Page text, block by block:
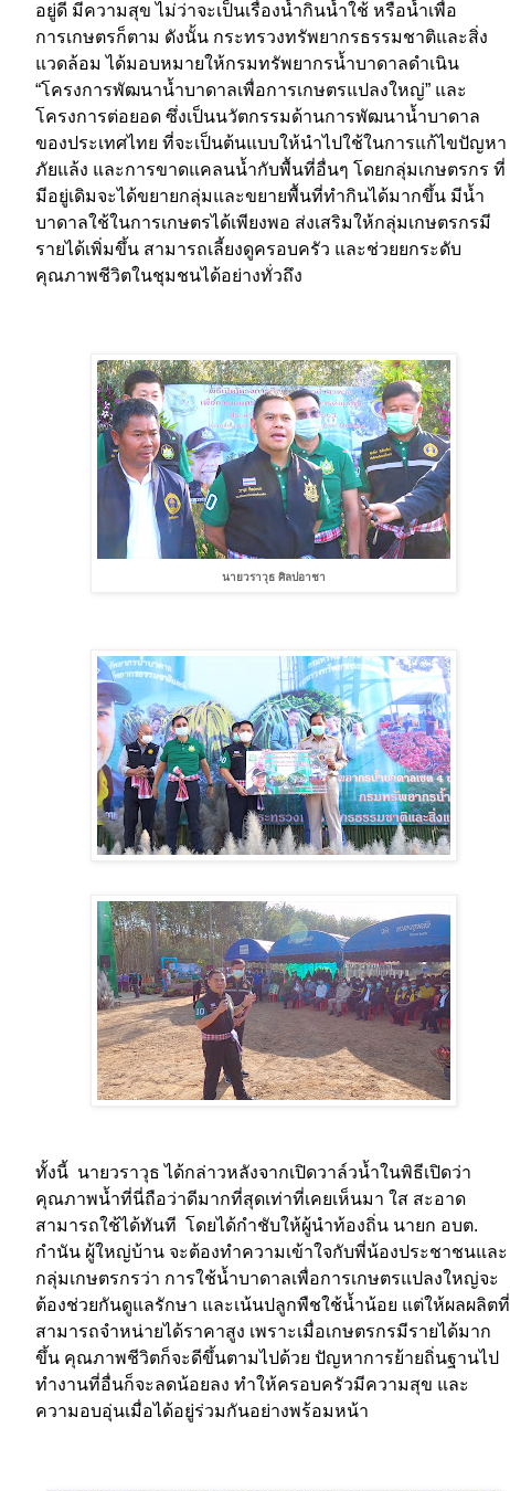
อยู่ดี มีความสุข ไม่ว่าจะเป็นเรื่องน้ำกินน้ำใช้ หรือน้ำเพื่อ
การเกษตรก็ตาม ดังนั้น กระทรวงทรัพยากรธรรมชาติและสิ่ง
แวดล้อม ได้มอบหมายให้กรมทรัพยากรน้ำบาดาลดำเนิน
“โครงการพัฒนาน้ำบาดาลเพื่อการเกษตรแปลงใหญ่” และ
โครงการต่อยอด ซึ่งเป็นนวัตกรรมด้านการพัฒนาน้ำบาดาล
ของประเทศไทย ที่จะเป็นต้นแบบให้นำไปใช้ในการแก้ไขปัญหา
ภัยแล้ง และการขาดแคลนน้ำกับพื้นที่อื่นๆ โดยกลุ่มเกษตรกร ที่
มีอยู่เดิมจะได้ขยายกลุ่มและขยายพื้นที่ทำกินได้มากขึ้น มีน้ำ
บาดาลใช้ในการเกษตรได้เพียงพอ ส่งเสริมให้กลุ่มเกษตรกรมี
รายได้เพิ่มขึ้น สามารถเลี้ยงดูครอบครัว และช่วยยกระดับ
คุณภาพชีวิตในชุมชนได้อย่างทั่วถึง
นายวราวุธ ศิลปอาชา
ทั้งนี้ นายวราวุธ ได้กล่าวหลังจากเปิดวาล์วน้ำในพิธีเปิดว่า
คุณภาพน้ำที่นี่ถือว่าดีมากที่สุดเท่าที่เคยเห็นมา ใส สะอาด
สามารถใช้ได้ทันที โดยได้กำชับให้ผู้นำท้องถิ่น นายก อบต.
กำนัน ผู้ใหญ่บ้าน จะต้องทำความเข้าใจกับพี่น้องประชาชนและ
กลุ่มเกษตรกรว่า การใช้น้ำบาดาลเพื่อการเกษตรแปลงใหญ่จะ
ต้องช่วยกันดูแลรักษา และเน้นปลูกพืชใช้น้ำน้อย แต่ให้ผลผลิตที่
สามารถจำหน่ายได้ราคาสูง เพราะเมื่อเกษตรกรมีรายได้มาก
ขึ้น คุณภาพชีวิตก็จะดีขึ้นตามไปด้วย ปัญหาการย้ายถิ่นฐานไป
ทำงานที่อื่นก็จะลดน้อยลง ทำให้ครอบครัวมีความสุข และ
ความอบอุ่นเมื่อได้อยู่ร่วมกันอย่างพร้อมหน้า